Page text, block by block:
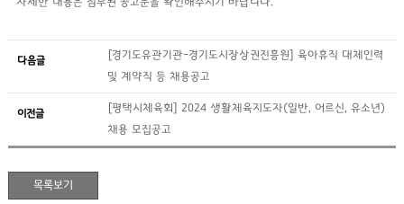
다음글
[경기도유관기관-경기도시장상권진흥원] 육아휴직 대체인력
및 계약직 등 채용공고
이전글
[평택시체육회] 2024 생활체육지도자(일반, 어르신, 유소년)
채용 모집공고